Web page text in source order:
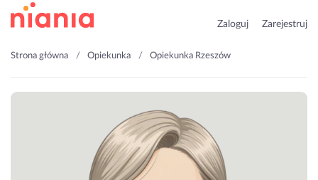
Zaloguj Zarejestruj
Strona główna Opiekunka Opiekunka Rzeszów